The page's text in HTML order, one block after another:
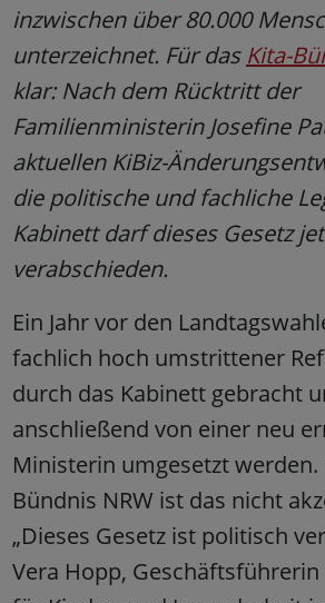
inzwischen über 80.000
unterzeichnet. Für das Kita-
klar: Nach dem Rücktritt der
Familienministerin Josefine
aktuellen KiBiz-
die politische und fachliche
Kabinett darf dieses Gesetz
verabschieden.
Ein Jahr vor den
fachlich hoch umstrittener
durch das Kabinett gebracht
anschließend von einer neu
Ministerin umgesetzt werden.
Bündnis NRW ist das nicht
„Dieses Gesetz ist politisch
Vera Hopp, Geschäftsführerin